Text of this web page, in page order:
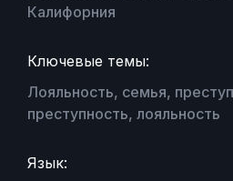
Калифорния
Ключевые темы:
Лояльность, семья,
преступность, лояльность
Язык: